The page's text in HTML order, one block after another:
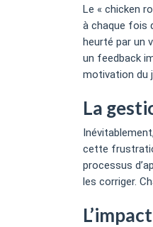
Le « chicken
à chaque fois
heurté par un
un feedback
motivation du
La
cette
processus
les corriger.